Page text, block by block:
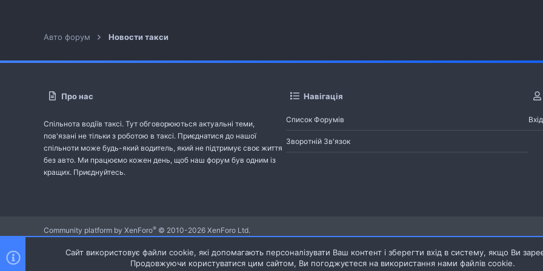
Авто форум Новости такси
Про нас
Спільнота водіїв таксі. Тут обговорюються актуальні теми,
пов'язані не тільки з роботою в таксі. Приєднатися до нашої
спільноти може будь-який водитель, який не підтримує своє життя
без авто. Ми працюємо кожен день, щоб наш форум був одним із
кращих. Приєднуйтесь.
Навігація
Список Форумів
Зворотній Зв'язок
Вхід
Українська (UA) Зворотній зв'язок
Community platform by XenForo® © 2010-2026 XenForo Ltd.
Community platform by XenForo © 2010-2022 XenForo Ltd. | dev:Pages
Сайт використовує файли cookie, які допомагають персоналізувати Ваш контент і зберегти вхід в систему, якщо Ви
Продовжуючи користуватися цим сайтом, Ви погоджуєтеся на використання нами файлів cookie.